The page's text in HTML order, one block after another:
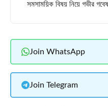
সমসাময়িক বিষয় নিয়ে গভীর
Join WhatsApp
Join Telegram